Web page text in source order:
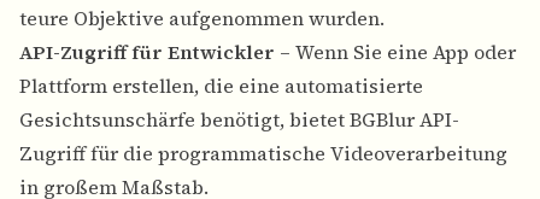
teure Objektive aufgenommen wurden.
API-Zugriff für Entwickler – Wenn Sie eine App oder
Plattform erstellen, die eine automatisierte
Gesichtsunschärfe benötigt, bietet BGBlur API-
Zugriff für die programmatische Videoverarbeitung
in großem Maßstab.